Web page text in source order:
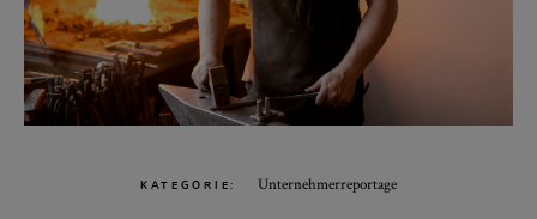
KATEGORIE Unternehmerreportage